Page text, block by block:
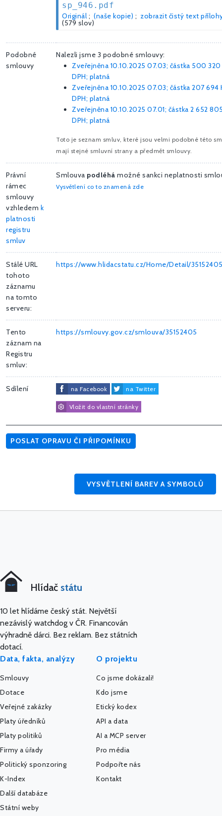
sp_946.pdf
Originál ; (naše kopie) ; zobrazit čistý text
(579 slov)
Podobné
smlouvy
Nalezli jsme 3 podobné smlouvy:
Zveřejněna 10.10.2025 07.03; částka 500 320
DPH; platná
Zveřejněna 10.10.2025 07.03; částka 207 694
DPH; platná
Zveřejněna 10.10.2025 07.01; částka 2 652
DPH; platná
Toto je seznam smluv, které jsou velmi podobné této
mají stejné smluvní strany a předmět smlouvy.
Právní
rámec
smlouvy
vzhledem k
platnosti
registru
smluv
Smlouva podléhá možné sankci neplatnosti
Vysvětlení co to znamená zde
Stálé URL
tohoto
záznamu
na tomto
serveru:
https://www.hlidacstatu.cz/Home/Detail/
Tento
záznam na
Registru
smluv:
https://smlouvy.gov.cz/smlouva/35152405
Sdílení na Facebook na Twitter
Vložit do vlastní stránky
POSLAT OPRAVU ČI PŘIPOMÍNKU
VYSVĚTLENÍ BAREV A SYMBOLŮ
Hlídač státu
10 let hlídáme český stát. Největší
nezávislý watchdog v ČR. Financován
výhradně dárci. Bez reklam. Bez státních
dotací.
Data, fakta, analýzy
Smlouvy
Dotace
Veřejné zakázky
Platy úředníků
Platy politiků
Firmy a úřady
Politický sponzoring
K-Index
Další databáze
Státní weby
O projektu
Co jsme dokázali!
Kdo jsme
Etický kodex
API a data
AI a MCP server
Pro média
Podpořte nás
Kontakt